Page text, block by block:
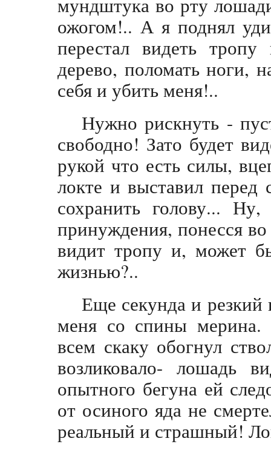
ожогом!.. А я поднял
перестал видеть
дерево, поломать ноги,
себя и убить меня!..
Нужно рискнуть -
свободно! Зато будет
рукой что есть силы,
локте и выставил
сохранить голову...
принуждения, понесся
видит тропу и, может
жизнью?..
Еще секунда и резкий
меня со спины
всем скаку обогнул
возликовало- лошадь
опытного бегуна ей
от осиного яда не
реальный и страшный!